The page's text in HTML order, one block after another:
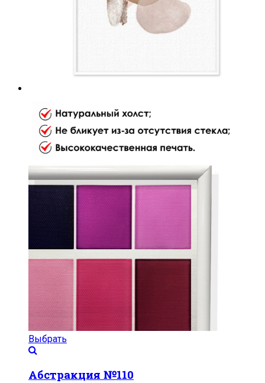
Выбрать
Абстракция №110